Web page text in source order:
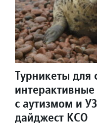
Турникеты для
с аутизмом и
дайджест КСО